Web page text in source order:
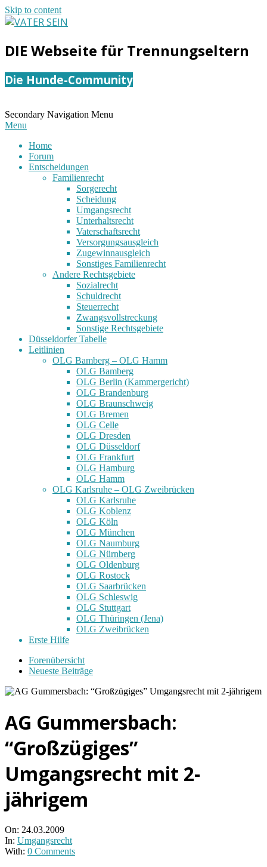
Skip to content
SEIN
DIE Webseite für Trennungseltern
Die Hunde-Community
Secondary Navigation Menu
Menu
Home
Forum
Entscheidungen
Familienrecht
Sorgerecht
Scheidung
Umgangsrecht
Unterhaltsrecht
Vaterschaftsrecht
Versorgungsausgleich
Zugewinnausgleich
Sonstiges Familienrecht
Andere Rechtsgebiete
Sozialrecht
Schuldrecht
Steuerrecht
Zwangsvollstreckung
Sonstige Rechtsgebiete
Düsseldorfer Tabelle
Leitlinien
OLG Bamberg – OLG Hamm
OLG Bamberg
OLG Berlin (Kammergericht)
OLG Brandenburg
OLG Braunschweig
OLG Bremen
OLG Celle
OLG Dresden
OLG Düsseldorf
OLG Frankfurt
OLG Hamburg
OLG Hamm
OLG Karlsruhe – OLG Zweibrücken
OLG Karlsruhe
OLG Koblenz
OLG Köln
OLG München
OLG Naumburg
OLG Nürnberg
OLG Oldenburg
OLG Rostock
OLG Saarbrücken
OLG Schleswig
OLG Stuttgart
OLG Thüringen (Jena)
OLG Zweibrücken
Erste Hilfe
Forenübersicht
Neueste Beiträge
AG Gummersbach:
“Großzügiges”
Umgangsrecht mit 2-
jährigem
On: 24.03.2009
In: Umgangsrecht
With: 0 Comments